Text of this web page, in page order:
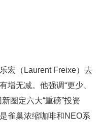
宏（Laurent Freixe）去
增无减。他强调“更少、
圈定六大“重磅”投资
雀巢浓缩咖啡和NEO系